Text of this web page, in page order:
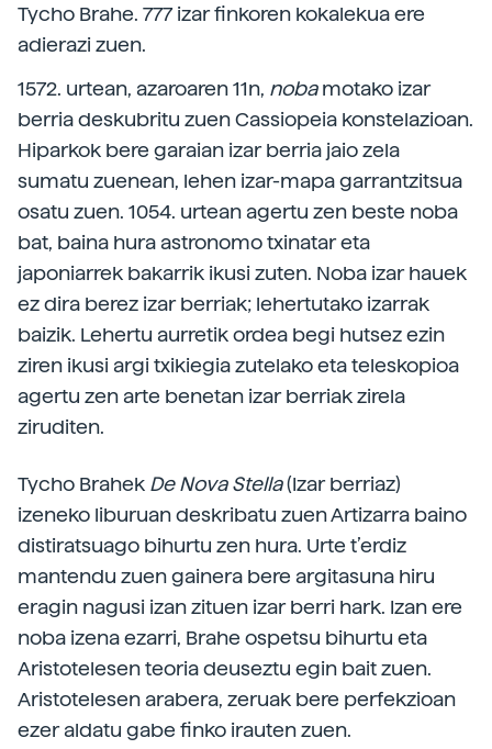
Tycho Brahe. 777 izar finkoren kokalekua ere
adierazi zuen.
1572. urtean, azaroaren 11n, nobamotako izar
berria deskubritu zuen Cassiopeia konstelazioan.
Hiparkok bere garaian izar berria jaio zela
sumatu zuenean, lehen izar-mapa garrantzitsua
osatu zuen. 1054. urtean agertu zen beste noba
bat, baina hura astronomo txinatar eta
japoniarrek bakarrik ikusi zuten. Noba izar hauek
ez dira berez izar berriak; lehertutako izarrak
baizik. Lehertu aurretik ordea begi hutsez ezin
ziren ikusi argi txikiegia zutelako eta teleskopioa
agertu zen arte benetan izar berriak zirela
ziruditen.
Tycho Brahek De Nova Stella(Izar berriaz)
izeneko liburuan deskribatu zuen Artizarra baino
distiratsuago bihurtu zen hura. Urte t’erdiz
mantendu zuen gainera bere argitasuna hiru
eragin nagusi izan zituen izar berri hark. Izan ere
noba izena ezarri, Brahe ospetsu bihurtu eta
Aristotelesen teoria deuseztu egin bait zuen.
Aristotelesen arabera, zeruak bere perfekzioan
ezer aldatu gabe finko irauten zuen.